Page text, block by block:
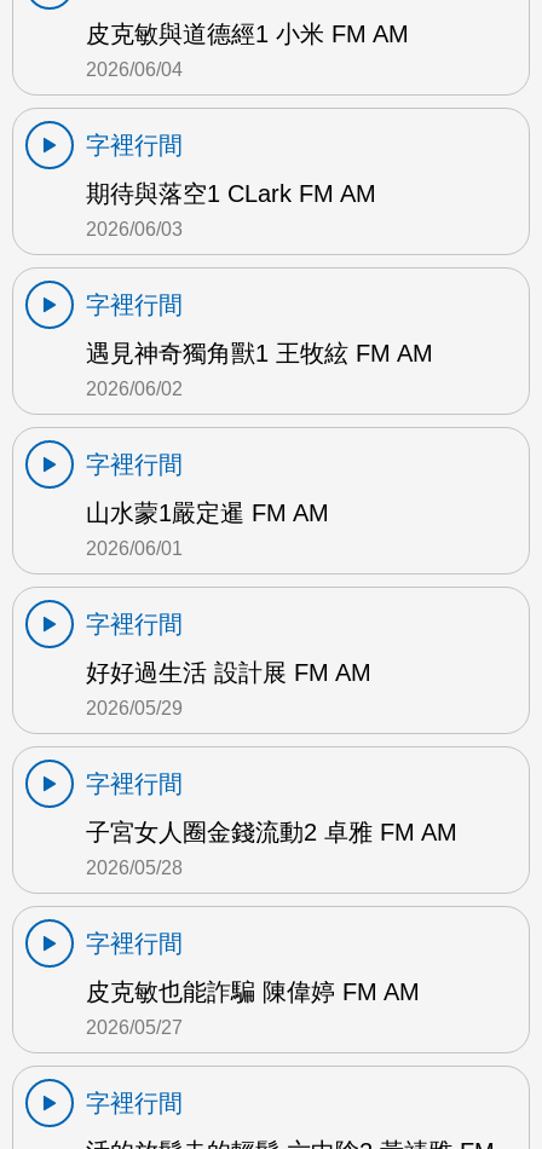
皮克敏與道德經1 小米 FM AM
2026/06/04
字裡行間
期待與落空1 CLark FM AM
2026/06/03
字裡行間
遇見神奇獨角獸1 王牧絃 FM AM
2026/06/02
字裡行間
山水蒙1嚴定暹 FM AM
2026/06/01
字裡行間
好好過生活 設計展 FM AM
2026/05/29
字裡行間
子宮女人圈金錢流動2 卓雅 FM AM
2026/05/28
字裡行間
皮克敏也能詐騙 陳偉婷 FM AM
2026/05/27
字裡行間